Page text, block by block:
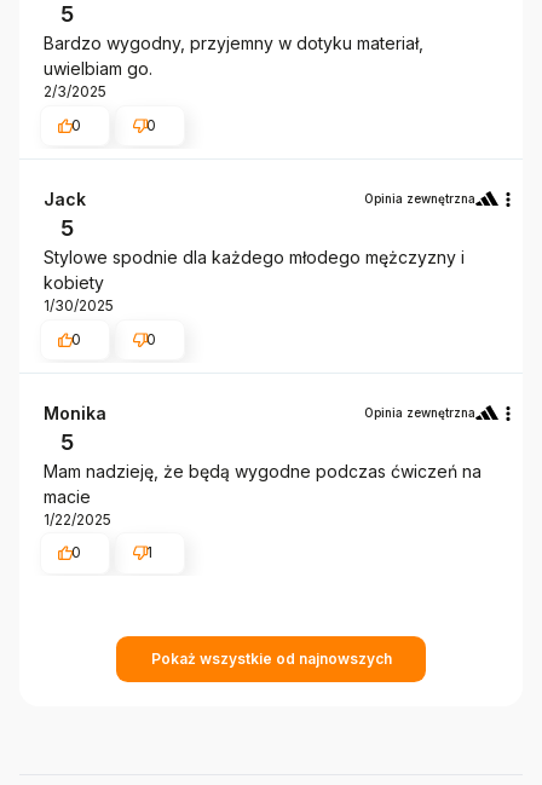
5
Bardzo wygodny, przyjemny w dotyku materiał,
uwielbiam go.
2/3/2025
0
0
Jack Opinia zewnętrzna
5
Stylowe spodnie dla każdego młodego mężczyzny i
kobiety
1/30/2025
0
0
Monika Opinia zewnętrzna
5
Mam nadzieję, że będą wygodne podczas ćwiczeń na
macie
1/22/2025
0
1
Pokaż wszystkie od najnowszych